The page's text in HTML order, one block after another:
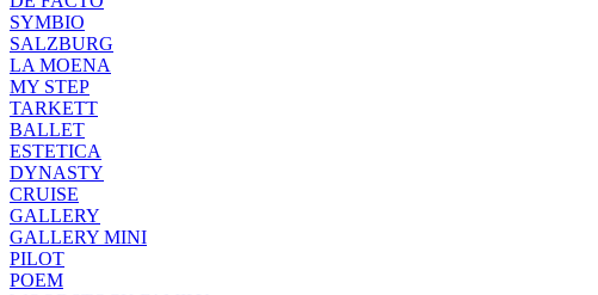
SYMBIO
SALZBURG
LA MOENA
MY STEP
TARKETT
BALLET
ESTETICA
DYNASTY
CRUISE
GALLERY
GALLERY MINI
PILOT
POEM